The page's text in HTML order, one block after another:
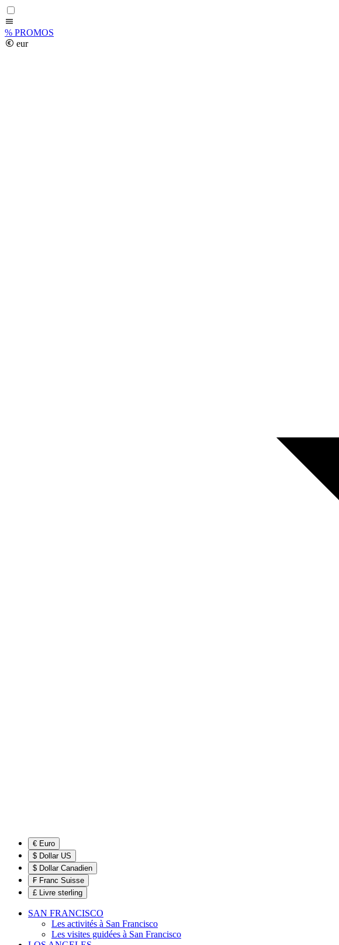
% PROMOS
eur
€ Euro
$ Dollar US
$ Dollar Canadien
₣ Franc Suisse
£ Livre sterling
SAN FRANCISCO
Les activités à San Francisco
Les visites guidées à San Francisco